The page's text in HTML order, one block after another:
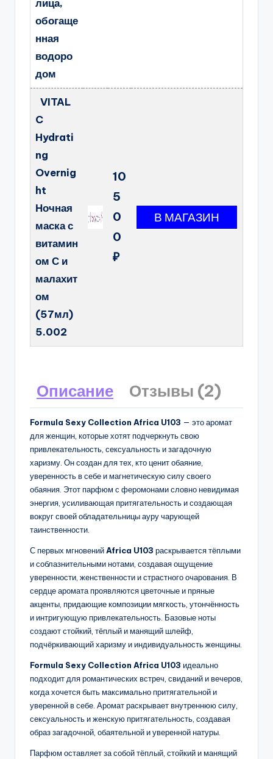
лица,
обогаще
нная
водоро
дом
VITAL
C
Hydrati
ng
Overnig
ht
Ночная
маска с
витамин
ом С и
малахит
ом
(57мл)
5.002
10
5
0
0
₽
Описание Отзывы (2)
Formula Sexy Collection Africa U103 — это аромат
для женщин, которые хотят подчеркнуть свою
привлекательность, сексуальность и загадочную
харизму. Он создан для тех, кто ценит обаяние,
уверенность в себе и магнетическую силу своего
обаяния. Этот парфюм с феромонами словно невидимая
энергия, усиливающая притягательность и создающая
вокруг своей обладательницы ауру чарующей
таинственности.
С первых мгновенийAfrica U103 раскрывается тёплыми
и соблазнительными нотами, создавая ощущение
уверенности, женственности и страстного очарования. В
сердце аромата проявляются цветочные и пряные
акценты, придающие композиции мягкость, утончённость
и интригующую привлекательность. Базовые ноты
создают стойкий, тёплый и манящий шлейф,
подчёркивающий харизму и индивидуальность женщины.
Formula Sexy Collection Africa U103 идеально
подходит для романтических встреч, свиданий и вечеров,
когда хочется быть максимально притягательной и
уверенной в себе. Аромат раскрывает внутреннюю силу,
сексуальность и женскую притягательность, создавая
образ загадочной, обаятельной и уверенной натуры.
Парфюм оставляет за собой тёплый, стойкий и манящий